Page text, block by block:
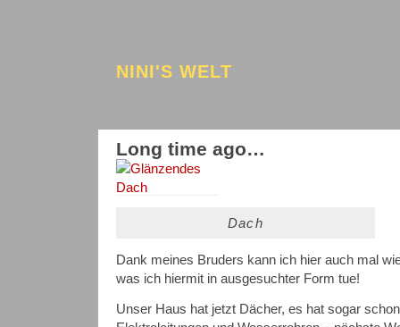
NINI'S WELT
Long time ago…
Dach
Dank meines Bruders kann ich hier auch mal
was ich hiermit in ausgesuchter Form tue!
Unser Haus hat jetzt Dächer, es hat sogar